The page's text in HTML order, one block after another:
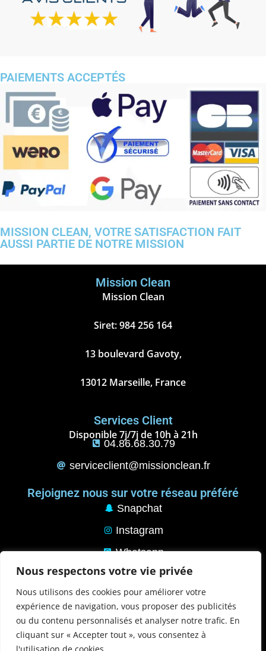
Nous respectons votre vie privée
Nous utilisons des cookies pour améliorer votre
expérience de navigation, vous proposer des publicités
ou du contenu personnalisés et analyser notre trafic. En
cliquant sur « Accepter tout », vous consentez à
PAIEMENTS ACCEPTÉS
MISSION CLEAN, VOTRE SATISFACTION FAIT
AUSSI PARTIE DE NOTRE MISSION
Mission Clean
Mission Clean
Siret: 984 256 164
13 boulevard Gavoty,
13012 Marseille, France
Services Client
Disponible 7j/7j de 10h à 21h
04.86.68.30.79
serviceclient@missionclean.fr
Rejoignez nous sur votre réseau préféré
Snapchat
Instagram
Whatsapp
Pinterest
Tik Tok
Mentions Légales
Mentions légales